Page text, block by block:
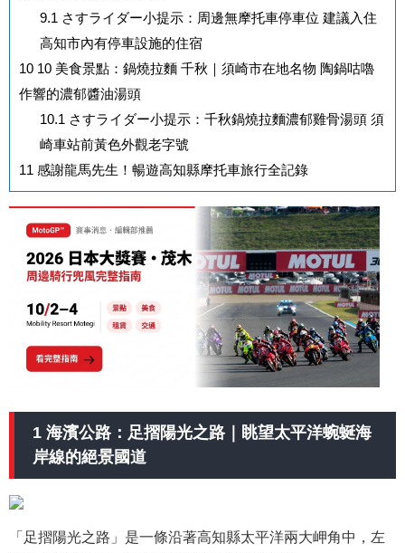
9.1 さすライダー小提示：周邊無摩托車停車位 建議入住
高知市內有停車設施的住宿
10 10 美食景點：鍋燒拉麵 千秋｜須崎市在地名物 陶鍋咕嚕
作響的濃郁醬油湯頭
10.1 さすライダー小提示：千秋鍋燒拉麵濃郁雞骨湯頭 須
崎車站前黃色外觀老字號
11 感謝龍馬先生！暢遊高知縣摩托車旅行全記錄
1 海濱公路：足摺陽光之路｜眺望太平洋蜿蜒海
岸線的絕景國道
「足摺陽光之路」是一條沿著高知縣太平洋兩大岬角中，左